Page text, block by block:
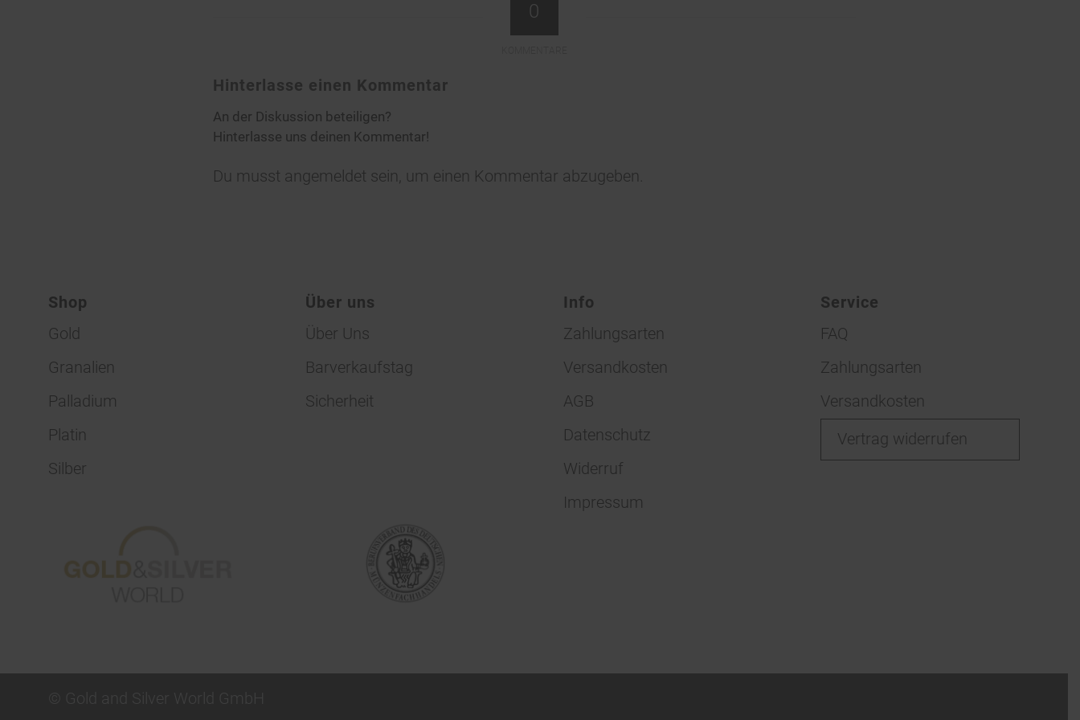
0
Hinterlasse einen Kommentar
An der Diskussion beteiligen?
Hinterlasse uns deinen Kommentar!
Du musst angemeldet sein, um einen Kommentar abzugeben.
Shop
Gold
Granalien
Palladium
Platin
Silber
Über uns
Über Uns
Barverkaufstag
Sicherheit
Info
Zahlungsarten
Versandkosten
AGB
Datenschutz
Widerruf
Impressum
Service
FAQ
Zahlungsarten
Versandkosten
Vertrag widerrufen